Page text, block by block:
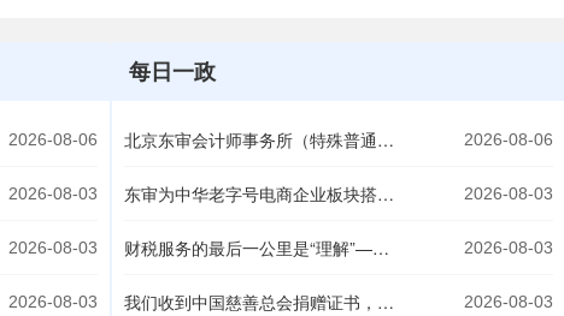
2026-08-06
2026-08-03
2026-08-03
2026-08-03
每日一政
北京东审会计师事务所（特殊普通合伙）被江苏省工信部选定，为企业数字化转型试点提供专项资金审计服务 2026-08-06
东审为中华老字号电商企业板块搭建财税合规体系 2026-08-03
财税服务的最后一公里是“理解”——东审内部深度服务客户培训 2026-08-03
我们收到中国慈善总会捐赠证书，想对每一位献爱心的你说声：谢谢！ 2026-08-03